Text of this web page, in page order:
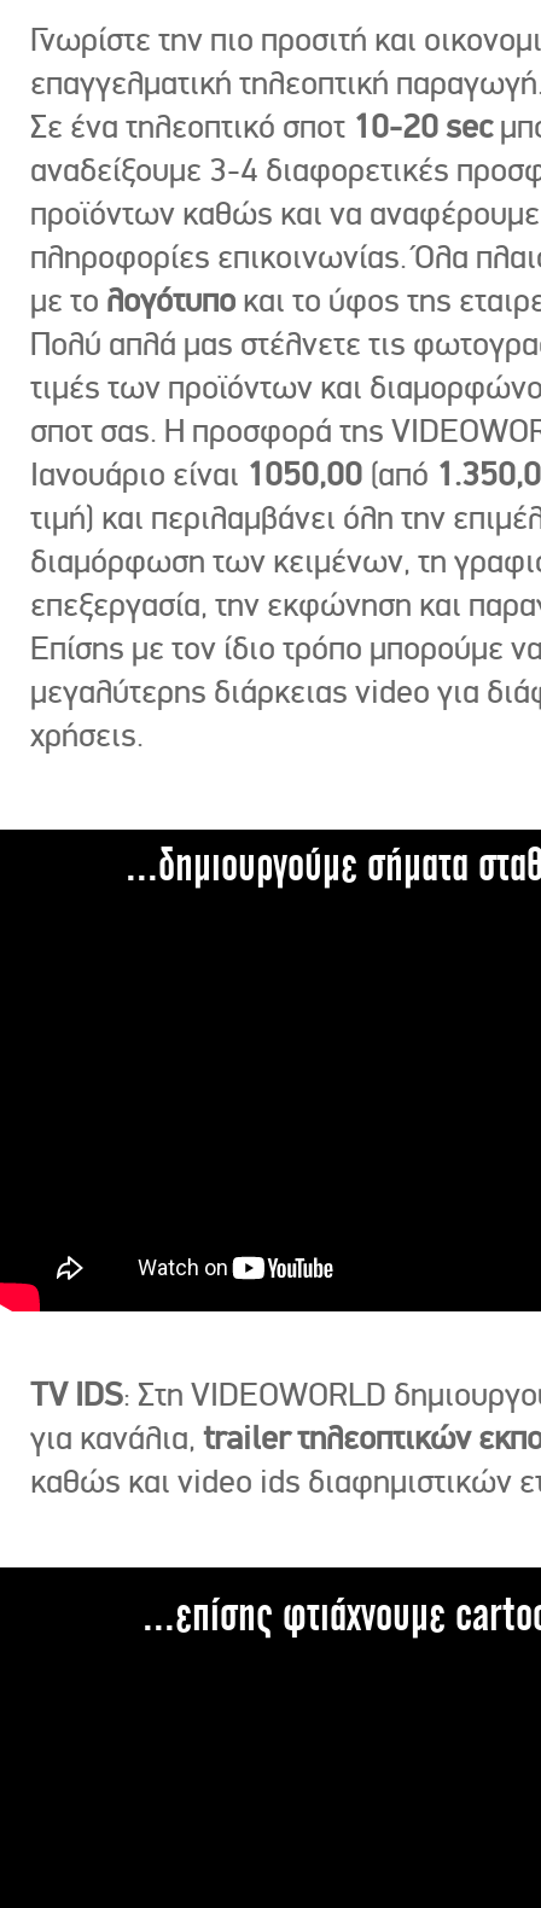
Γνωρίστε την πιο προσιτή και
επαγγελματική τηλεοπτική
Σε ένα τηλεοπτικό σποτ 10-20 sec
αναδείξουμε 3-4 διαφορετικές
προϊόντων καθώς και να
πληροφορίες επικοινωνίας. Όλα
με το λογότυπο και το ύφος της
Πολύ απλά μας στέλνετε τις
τιμές των προϊόντων και
σποτ σας. Η προσφορά της
Ιανουάριο είναι 1050,00 (από
τιμή) και περιλαμβάνει όλη την
διαμόρφωση των κειμένων, τη
επεξεργασία, την εκφώνηση και
Επίσης με τον ίδιο τρόπο μπορούμε
μεγαλύτερης διάρκειας video για
χρήσεις.
...δημιουργούμε σήματα
TV IDS: Στη VIDEOWORLD
για κανάλια, trailer τηλεοπτικών
καθώς και video ids διαφημιστικών
...επίσης φτιάχνουμε